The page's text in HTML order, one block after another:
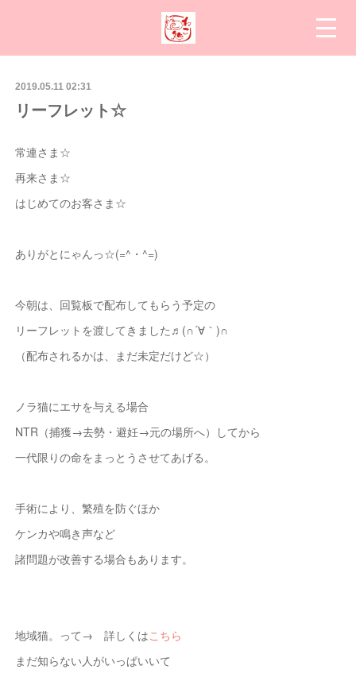
2019.05.11 02:31
リーフレット☆
常連さま☆
再来さま☆
はじめてのお客さま☆
ありがとにゃんっ☆(=^・^=)
今朝は、回覧板で配布してもらう予定の
リーフレットを渡してきました♬(∩´∀｀)∩
（配布されるかは、まだ未定だけど☆）
ノラ猫にエサを与える場合
NTR（捕獲→去勢・避妊→元の場所へ）してから
一代限りの命をまっとうさせてあげる。
手術により、繁殖を防ぐほか
ケンカや鳴き声など
諸問題が改善する場合もあります。
地域猫。って→ 詳しくはこちら
まだ知らない人がいっぱいいて